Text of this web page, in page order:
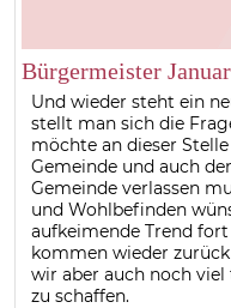
Bürgermeister
Und wieder steht ein
stellt man sich die
möchte an dieser
Gemeinde und auch
Gemeinde verlassen
und Wohlbefinden
aufkeimende Trend
kommen wieder
wir aber auch noch
zu schaffen.